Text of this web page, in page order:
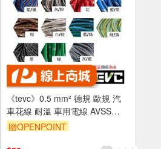
《tevc》0.5 mm² 德規 歐規 汽
車花線 耐溫 車用電線 AVSS
20AWG 花線 車用配線 機車
贈OPENPOINT